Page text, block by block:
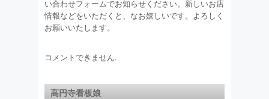
い合わせフォームでお知らせください。新しいお店
情報などをいただくと、なお嬉しいです。よろしく
お願いいたします。
コメントできません.
高円寺看板娘